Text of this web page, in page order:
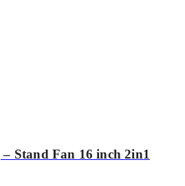
– Stand Fan 16 inch 2in1